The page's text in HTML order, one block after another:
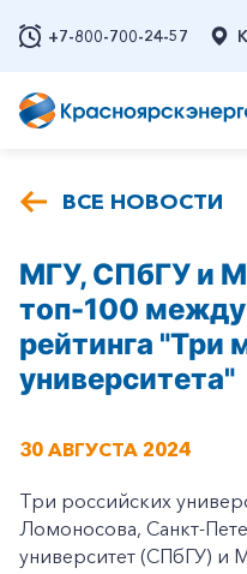
+7-800-700-24-57
ВСЕ НОВОСТИ
МГУ, СПбГУ и
топ-100
рейтинга "Три
университета"
30 АВГУСТА 2024
Три российских
Ломоносова, Санкт-
университет (СПбГУ) и